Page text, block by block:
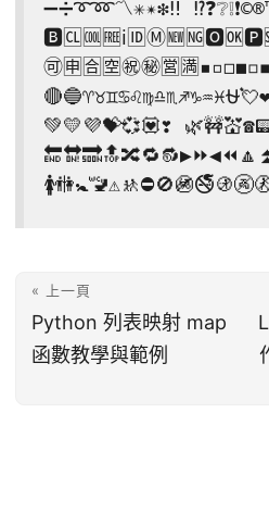
➖➗➰➿〽✳✴❇‼
🉑🈸🈴🈳㊗㊙
💚💛💜💝💞💟❣
« 上一頁
Python 列表映射 map
函數教學與範例